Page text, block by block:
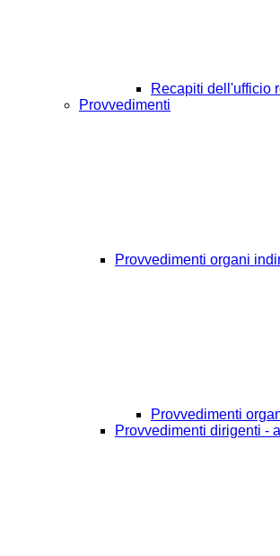
Recapiti dell'ufficio
Provvedimenti
Provvedimenti organi
Provvedimenti
Provvedimenti dirigenti -